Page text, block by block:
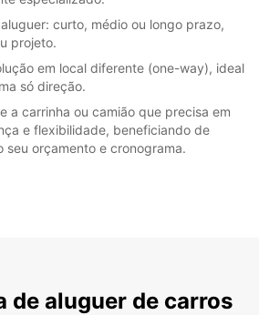
curto, médio ou longo prazo,
projeto.
em local diferente (one-way), ideal
só direção.
a carrinha ou camião que precisa em
e flexibilidade, beneficiando de
seu orçamento e cronograma.
de aluguer de carros